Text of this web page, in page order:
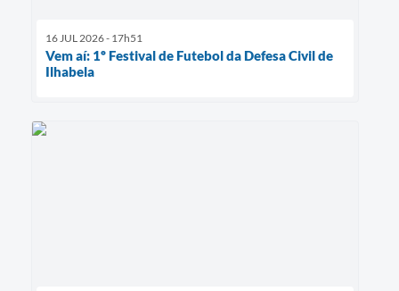
16 JUL 2026 - 17h51
Vem aí: 1º Festival de Futebol da Defesa Civil de
Ilhabela